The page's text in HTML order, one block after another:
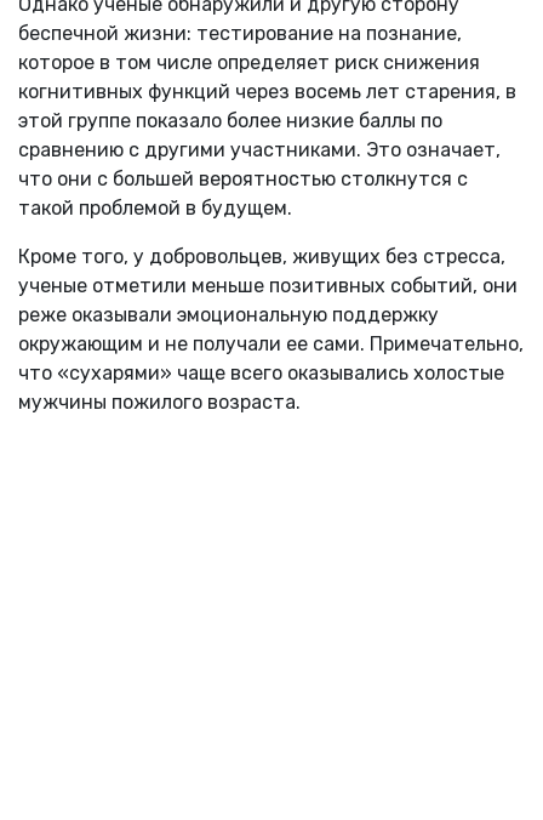
беспечной жизни: тестирование на познание,
которое в том числе определяет риск снижения
когнитивных функций через восемь лет старения, в
этой группе показало более низкие баллы по
сравнению с другими участниками. Это означает,
что они с большей вероятностью столкнутся с
такой проблемой в будущем.
Кроме того, у добровольцев, живущих без стресса,
ученые отметили меньше позитивных событий, они
реже оказывали эмоциональную поддержку
окружающим и не получали ее сами. Примечательно,
что «сухарями» чаще всего оказывались холостые
мужчины пожилого возраста.